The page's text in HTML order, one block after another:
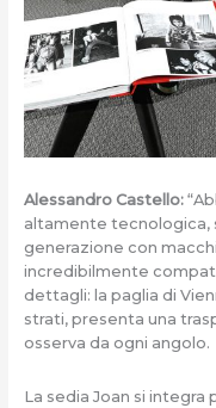
Alessandro Castello:
altamente tecnologica,
generazione con
incredibilmente
dettagli: la paglia di
strati, presenta una
osserva da ogni angolo.
La sedia Joan si